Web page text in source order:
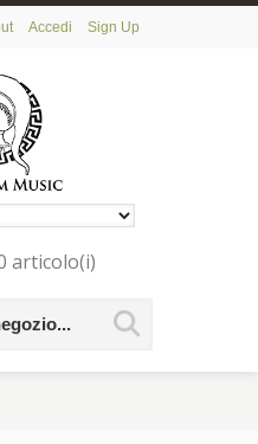
Accedi Sign Up
articolo(i)